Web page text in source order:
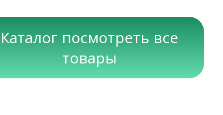
Каталог посмотреть все
товары